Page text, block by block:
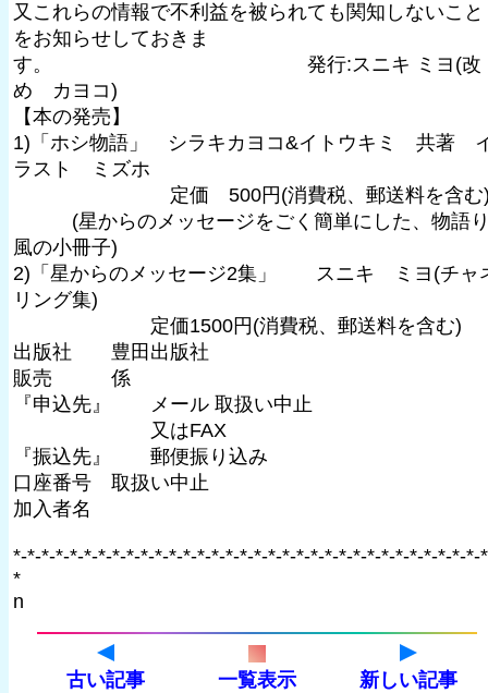
又これらの情報で不利益を被られても関知しないこと
をお知らせしておきま
す。 発行:スニキ ミヨ(改
め カヨコ)
【本の発売】
1)「ホシ物語」 シラキカヨコ&イトウキミ 共著
ラスト ミズホ
定価 500円(消費税、郵送料を含む
(星からのメッセージをごく簡単にした、物語
風の小冊子)
2)「星からのメッセージ2集」 スニキ ミヨ(チャ
リング集)
定価1500円(消費税、郵送料を含む)
出版社 豊田出版社
販売 係
『申込先』 メール 取扱い中止
又はFAX
『振込先』 郵便振り込み
口座番号 取扱い中止
加入者名
*-*-*-*-*-*-*-*-*-*-*-*-*-*-*-*-*-*-*-*-*-*-*-*-*-*-*-*-*-*-*-*-*-
*
n
古い記事 一覧表示 新しい記事